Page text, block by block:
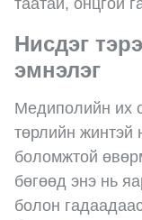
таатай, онцгой
Нисдэг
эмнэлэг
Медиполийн их
төрлийн жинтэй
боломжтой
бөгөөд энэ нь
болон